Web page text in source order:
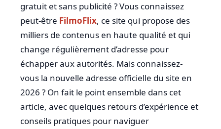
gratuit et sans publicité ? Vous connaissez
peut-être FilmoFlix, ce site qui propose des
milliers de contenus en haute qualité et qui
change régulièrement d’adresse pour
échapper aux autorités. Mais connaissez-
vous la nouvelle adresse officielle du site en
2026 ? On fait le point ensemble dans cet
article, avec quelques retours d’expérience et
conseils pratiques pour naviguer